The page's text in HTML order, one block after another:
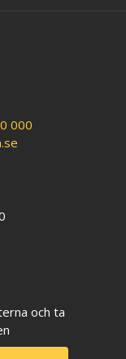
000
och ta